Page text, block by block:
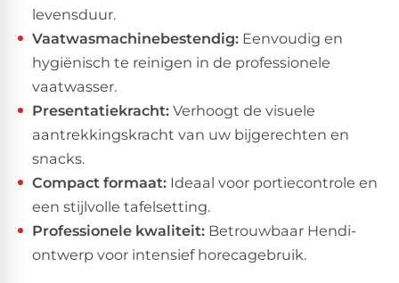
levensduur.
Vaatwasmachinebestendig: Eenvoudig en
hygiënisch te reinigen in de professionele
vaatwasser.
Presentatiekracht: Verhoogt de visuele
aantrekkingskracht van uw bijgerechten en
snacks.
Compact formaat: Ideaal voor portiecontrole en
een stijlvolle tafelsetting.
Professionele kwaliteit: Betrouwbaar Hendi-
ontwerp voor intensief horecagebruik.